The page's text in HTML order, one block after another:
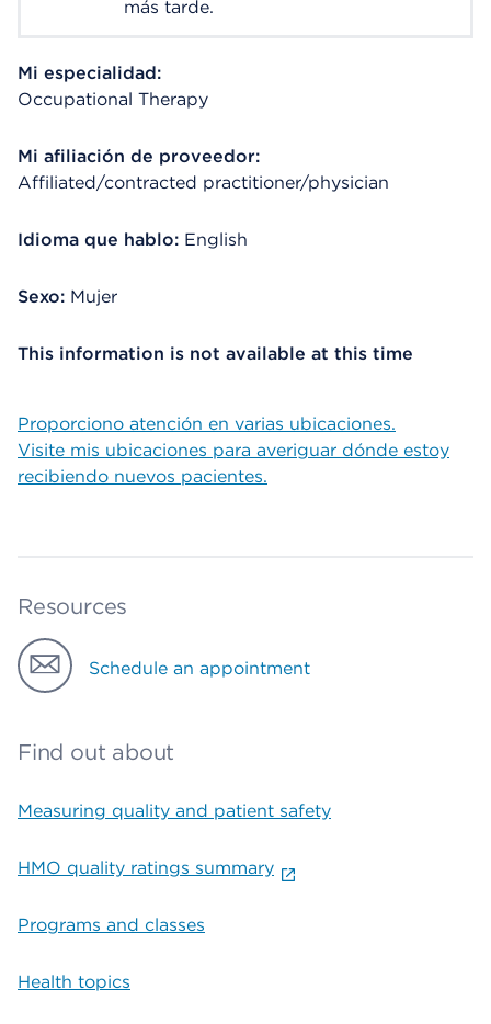
más tarde.
Mi especialidad:
Occupational Therapy
Mi afiliación de proveedor:
Affiliated/contracted practitioner/physician
Idioma que hablo: English
Sexo: Mujer
This information is not available at this time
Proporciono atención en varias ubicaciones.
Visite mis ubicaciones para averiguar dónde estoy
recibiendo nuevos pacientes.
Resources
Schedule an appointment
Find out about
Measuring quality and patient safety
HMO quality ratings summary
Programs and classes
Health topics